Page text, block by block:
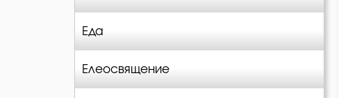
Еда
Елеосвящение